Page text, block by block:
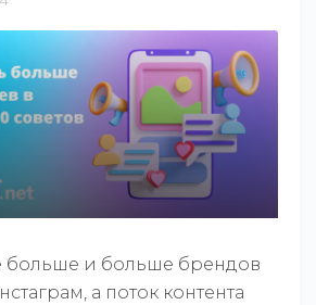
больше и больше брендов
а поток контента